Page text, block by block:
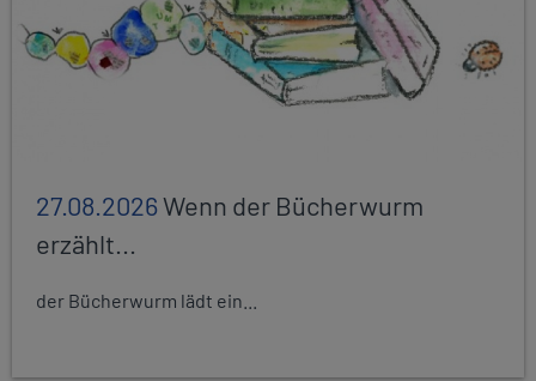
27.08.2026Wenn der Bücherwurm
erzählt...
der Bücherwurm lädt ein...